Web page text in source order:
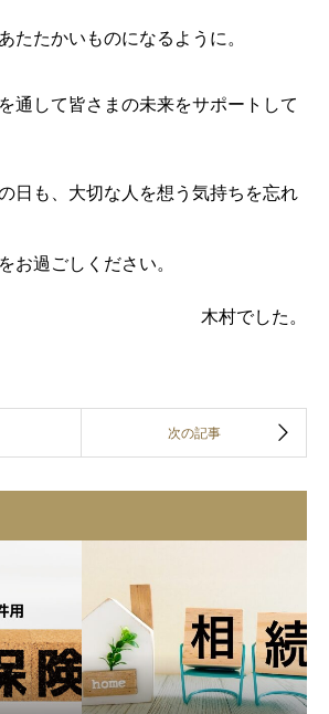
たたかいものになるように。
通して皆さまの未来をサポートして
日も、 大切な人を想う気持ちを忘れ
お過ごしください。
木村でした。